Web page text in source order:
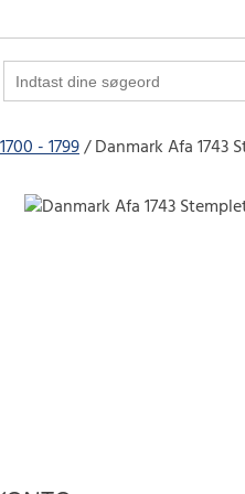
- 1799 Danmark Afa 1743